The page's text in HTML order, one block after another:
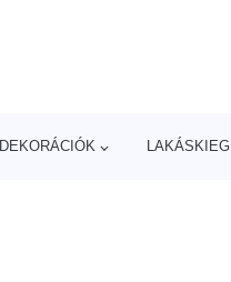
DEKORÁCIÓK